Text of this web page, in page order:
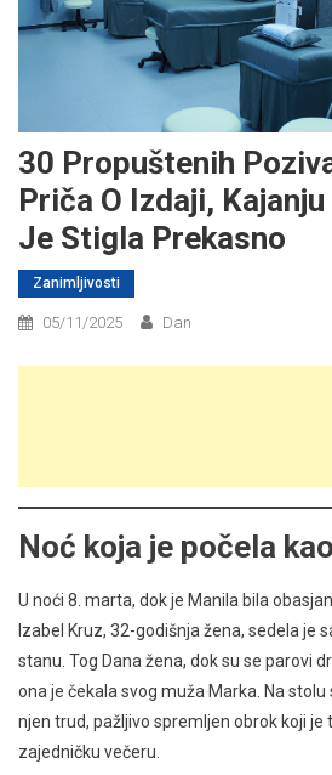
30 Propuštenih
Priča O Izdaji,
Je Stigla Prekasno
Zanimljivosti
05/11/2025 Dan
Noć koja je počela
U noći 8. marta, dok je Manila bila
Izabel Kruz, 32-godišnja žena, sedela je
stanu. Tog Dana žena, dok su se parovi
ona je čekala svog muža Marka. Na
njen trud, pažljivo spremljen obrok koji je
zajedničku večeru.